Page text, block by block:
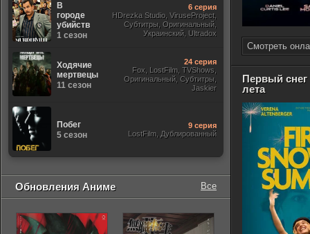
Смотреть
Первый снег
лета
В
городе
убийств
1 сезон
6 серия
HDrezka Studio, ViruseProject,
Субтитры, Оригинальный,
Украинский, Ultradox
Ходячие
мертвецы
11 сезон
24 серия
Fox, LostFilm, TVShows,
Оригинальный, Субтитры,
Jaskier
Побег
5 сезон
9 серия
LostFilm, Дублированный
Обновления Аниме Все